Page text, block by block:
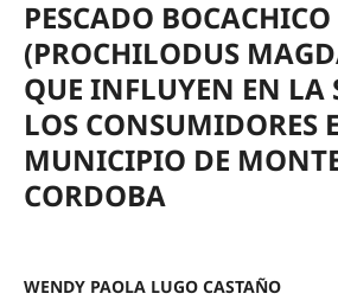
PESCADO BOCACHICO
(PROCHILODUS
QUE INFLUYEN EN LA
LOS CONSUMIDORES
MUNICIPIO DE
CORDOBA
WENDY PAOLA LUGO CASTAÑO